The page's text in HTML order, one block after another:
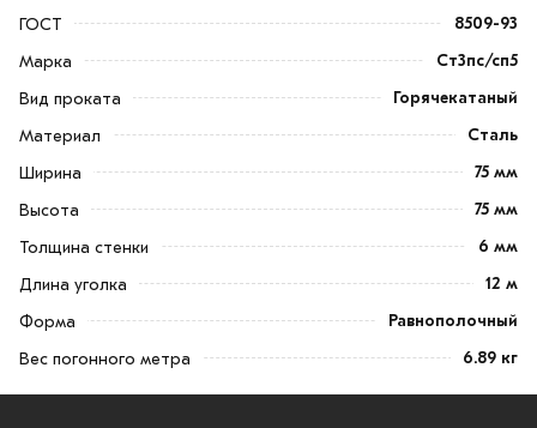
ГОСТ
8509-93
Марка
Ст3пс/сп5
Вид проката
Горячекатаный
Материал
Сталь
Ширина
75 мм
Высота
75 мм
Толщина стенки
6 мм
Длина уголка
12 м
Форма
Равнополочный
Вес погонного метра
6.89 кг